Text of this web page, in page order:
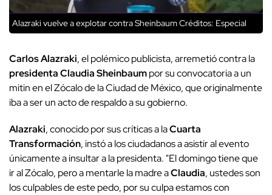
Alazraki vuelve a explotar contra SheinbaumCréditos: Especial
Carlos Alazraki, el polémico publicista, arremetió contra la
presidenta Claudia Sheinbaumpor su convocatoria a un
mitin en el Zócalo de la Ciudad de México, que originalmente
iba a ser un acto de respaldo a su gobierno.
Alazraki, conocido por sus críticas a laCuarta
Transformación, instó a los ciudadanos a asistir al evento
únicamente a insultar a la presidenta. "El domingo tiene que
ir al Zócalo, pero a mentarle la madre aClaudia, ustedes son
los culpables de este pedo, por su culpa estamos con